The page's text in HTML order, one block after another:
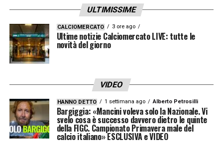
centravanti rappresenta ancora un rebus
tutto da decifrare.
LA PLAYLIST DELLE NOSTRE TOP NEWS
ULTIMISSIME
CALCIOMERCATO 3 ore ago
Ultime notizie Calciomercato LIVE: tutte le
novità del giorno
VIDEO
HANNO DETTO 1 settimana ago Alberto Petrosilli
Bargiggia: «Mancini voleva solo la Nazionale. Vi
svelo cosa è successo davvero dietro le quinte
della FIGC. Campionato Primavera male del
calcio italiano» ESCLUSIVA e VIDEO